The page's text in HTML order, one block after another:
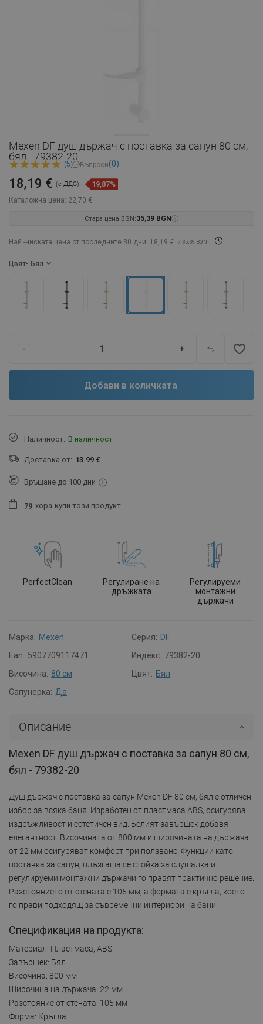
Mexen DF душ държач с поставка за сапун 80 см,
бял - 79382-20
(5) Въпроси(0)
Каталожна цена: 22,70 €
18,19 € (с ДДС) 19,87%
Стара цена BGN:35,39 BGN
Най -ниската цена от последните 30 дни: 18,19 € / 35,39 BGN
Цвят - Бял
- + favorite_border
Добави в количката
Наличност: В наличност
Доставка от: 13.99 €
Връщане до 100 дни
79 хора купи този продукт.
PerfectClean
Регулиране на
дръжката
Регулируеми
монтажни
държачи
Марка: Mexen Серия: DF
Ean: 5907709117471 Индекс: 79382-20
Височина: 80 см Цвят: Бял
Сапунерка: Да
Описание
Mexen DF душ държач с поставка за сапун 80 см,
бял - 79382-20
Душ държач с поставка за сапун Mexen DF 80 см, бял е отличен
избор за всяка баня. Изработен от пластмаса ABS, осигурява
издръжливост и естетичен вид. Белият завършек добавя
елегантност. Височината от 800 мм и широчината на държача
от 22 мм осигуряват комфорт при ползване. Функции като
поставка за сапун, плъзгаща се стойка за слушалка и
регулируеми монтажни държачи го правят практично решение.
Разстоянието от стената е 105 мм, а формата е кръгла, което
го прави подходящ за съвременни интериори на бани.
Спецификация на продукта:
Материал: Пластмаса, ABS
Завършек: Бял
Височина: 800 мм
Широчина на държача: 22 мм
Разстояние от стената: 105 мм
Форма: Кръгла